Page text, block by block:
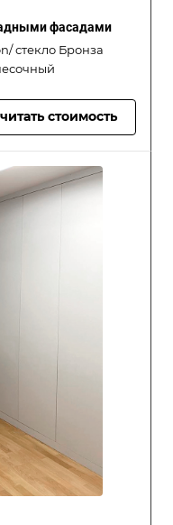
фасадами
стекло Бронза
стоимость